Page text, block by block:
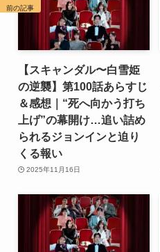
【スキャンダル〜白雪姫
の逆襲】第100話あらすじ
＆感想｜“死へ向かう打ち
上げ”の幕開け…追い詰め
られるジョンインと迫り
くる報い
2025年11月16日
前の記事